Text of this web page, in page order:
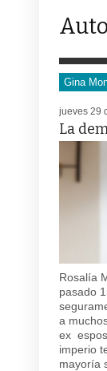
Gina
jueves 29
La
Rosalía
pasado
a
ex
imperio
mayoría